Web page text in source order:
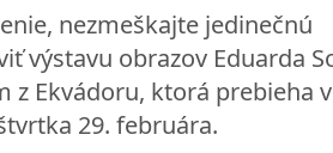
nezmeškajte jedinečnú
výstavu obrazov Eduarda
z Ekvádoru, ktorá prebieha
29. februára.